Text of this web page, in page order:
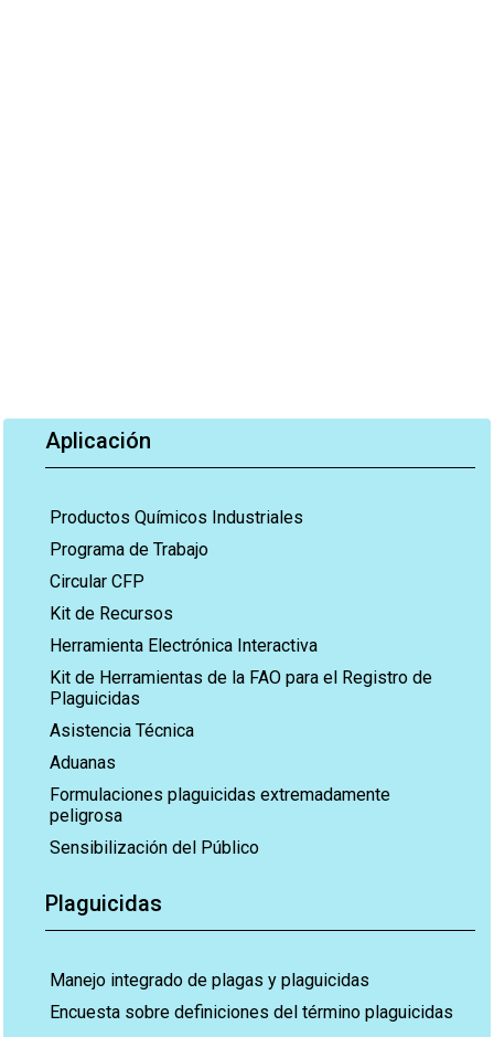
Aplicación
Productos Químicos Industriales
Programa de Trabajo
Circular CFP
Kit de Recursos
Herramienta Electrónica Interactiva
Kit de Herramientas de la FAO para el Registro de
Plaguicidas
Asistencia Técnica
Aduanas
Formulaciones plaguicidas extremadamente
peligrosa
Sensibilización del Público
Plaguicidas
Manejo integrado de plagas y plaguicidas
Encuesta sobre definiciones del término plaguicidas